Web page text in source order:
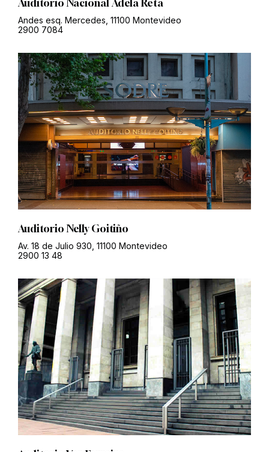
Auditorio Nacional Adela Reta
Andes esq. Mercedes, 11100 Montevideo
2900 7084
Auditorio Nelly Goitiño
Av. 18 de Julio 930, 11100 Montevideo
2900 13 48